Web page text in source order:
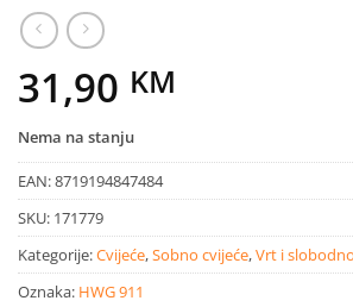
31,90 KM
Nema na stanju
EAN:8719194847484
SKU: 171779
Kategorije:Cvijeće,Sobno cvijeće,Vrt i
Oznaka: HWG 911